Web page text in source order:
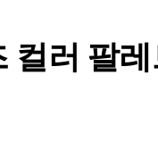
컬러 팔